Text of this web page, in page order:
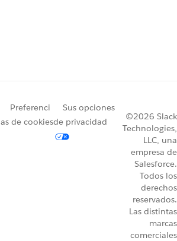
Preferenci
as de cookies
Sus opciones
de privacidad
©2026 Slack
Technologies,
LLC, una
empresa de
Salesforce.
Todos los
derechos
reservados.
Las distintas
marcas
comerciales